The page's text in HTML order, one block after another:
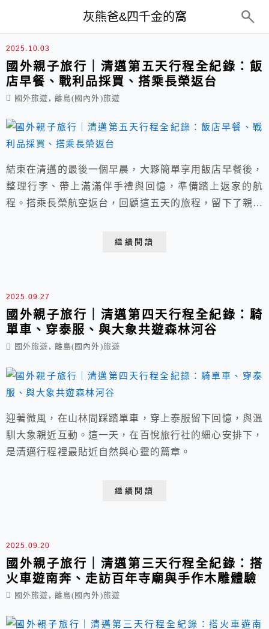
灰熊爸&四千金的窩
國外旅遊
2025.10.03
國外親子旅行｜清邁第五天行程全紀錄：飯
店早餐、戰利品採買、搭乘長榮返台
國外旅遊 , 離島(國內外)旅遊
結束在清邁的最後一個早晨，大夥簡單享用飯店早餐後，
整理行李、帶上滿滿伴手禮與回憶，準備踏上返家的航
程。搭乘長榮航空返台，回顧這五天的旅程，留下了親子
繼續閱讀
2025.09.27
國外親子旅行｜清邁第四天行程全紀錄：騎
單車、穿泰服、與大象共遊森林河谷
國外旅遊 , 離島(國內外)旅遊
迎著微風，在山林間踩踏單車，穿上泰服留下回憶，與溫
馴大象親近互動。這一天，在百悅旅行社的細心安排下，
是清邁行程裡最貼近自然與心靈的篇章。
繼續閱讀
2025.09.20
國外親子旅行｜清邁第三天行程全紀錄：搭
火車遊南奔、走訪百年寺廟與手作木雕體驗
國外旅遊 , 離島(國內外)旅遊